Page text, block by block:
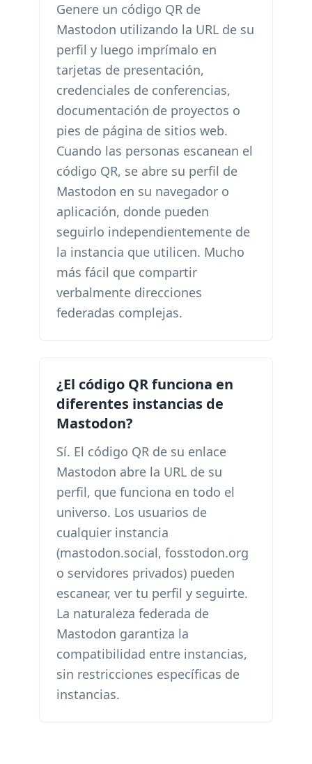
Genere un código QR de
Mastodon utilizando la URL de su
perfil y luego imprímalo en
tarjetas de presentación,
credenciales de conferencias,
documentación de proyectos o
pies de página de sitios web.
Cuando las personas escanean el
código QR, se abre su perfil de
Mastodon en su navegador o
aplicación, donde pueden
seguirlo independientemente de
la instancia que utilicen. Mucho
más fácil que compartir
verbalmente direcciones
federadas complejas.
¿El código QR funciona en
diferentes instancias de
Mastodon?
Sí. El código QR de su enlace
Mastodon abre la URL de su
perfil, que funciona en todo el
universo. Los usuarios de
cualquier instancia
(mastodon.social, fosstodon.org
o servidores privados) pueden
escanear, ver tu perfil y seguirte.
La naturaleza federada de
Mastodon garantiza la
compatibilidad entre instancias,
sin restricciones específicas de
instancias.